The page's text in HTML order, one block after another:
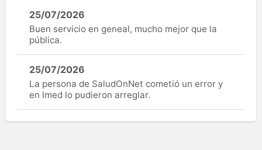
25/07/2026
Buen servicio en geneal, mucho mejor que la
pública.
25/07/2026
La persona de SaludOnNet cometió un error y
en Imed lo pudieron arreglar.